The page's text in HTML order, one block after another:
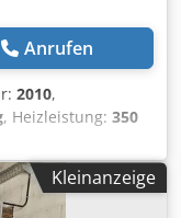
und
für einen
auf dem LKW
keinen
in 6,3 m lange
einzeln
Anrufen
2010,
, Heizleistung: 350
Fabr.
Bj.2010 mit
Asche Austragung
Kleinanzeige